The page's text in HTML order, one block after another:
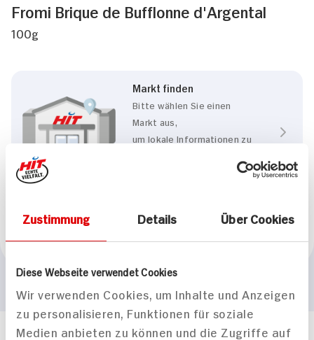
Zustimmung Details Über Cookies
Diese Webseite verwendet Cookies
Wir verwenden Cookies, um Inhalte und Anzeigen
zu personalisieren, Funktionen für soziale
Medien anbieten zu können und die Zugriffe auf
Fromi Brique de Bufflonne d'Argental
100g
Markt finden
Bitte wählen Sie einen
Markt aus,
um lokale Informationen zu